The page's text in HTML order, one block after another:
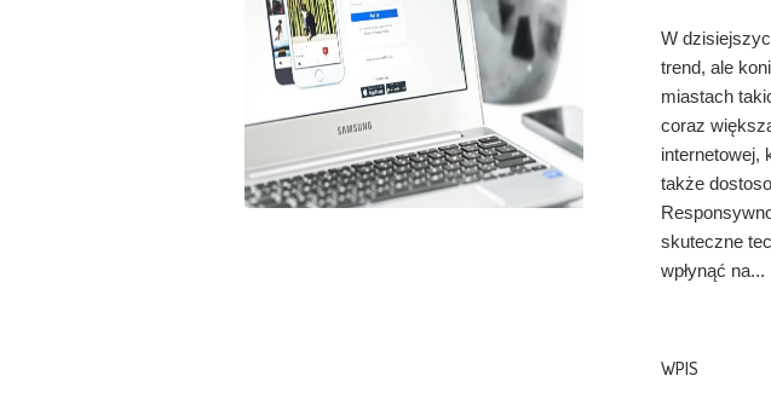
W
trend, ale
miastach
coraz
internetowej,
także
skuteczne
wpłynąć na...
WPIS